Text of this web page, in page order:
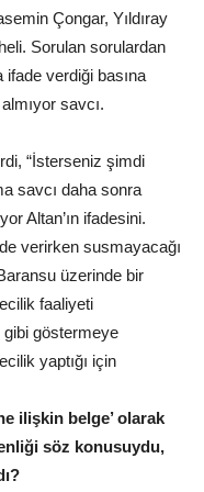
Çongar, Yıldıray
Sorulan sorulardan
ifade verdiği basına
savcı.
“İsterseniz şimdi
savcı daha sonra
Altan’ın ifadesini.
verirken susmayacağı
üzerinde bir
faaliyeti
göstermeye
yaptığı için
ilişkin belge’ olarak
söz konusuydu,